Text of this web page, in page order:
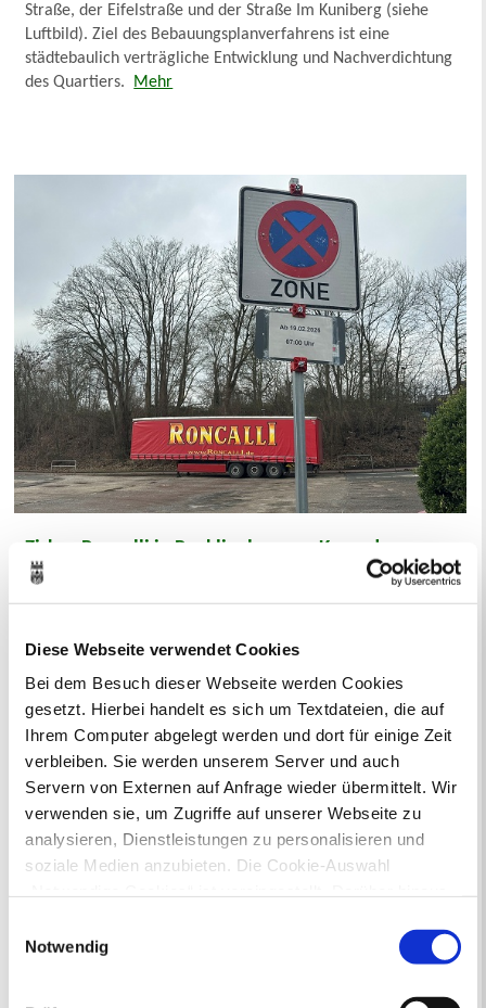
Diese Webseite verwendet Cookies
Bei dem Besuch dieser Webseite werden Cookies
gesetzt. Hierbei handelt es sich um Textdateien, die auf
Ihrem Computer abgelegt werden und dort für einige Zeit
verbleiben. Sie werden unserem Server und auch
Servern von Externen auf Anfrage wieder übermittelt. Wir
verwenden sie, um Zugriffe auf unserer Webseite zu
analysieren, Dienstleistungen zu personalisieren und
soziale Medien anzubieten. Die Cookie-Auswahl
Drittländern (USA) mit unzureichendem
Datenschutzniveau verarbeiten. Es besteht die Gefahr,
dass diese zu Kontroll- und Überwachungszwecken von
Notwendig
Straße, der Eifelstraße und der Straße Im Kuniberg (siehe
Luftbild). Ziel des Bebauungsplanverfahrens ist eine
städtebaulich verträgliche Entwicklung und Nachverdichtung
des Quartiers.
Mehr
Zirkus Roncalli in Recklinghausen: Konrad-
Adenauer-Platz ist teilweise gesperrt
für das Jubiläumsgastspiel von Bernhard Pauls Circus-
Theater Roncalli begonnen.
Mehr